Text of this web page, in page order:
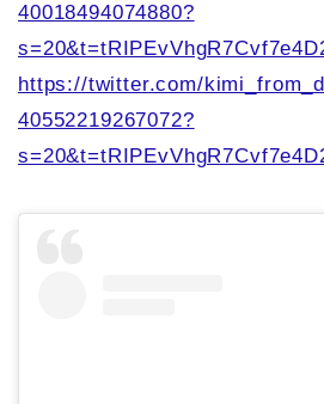
40018494074880?
https://twitter.com/
40552219267072?